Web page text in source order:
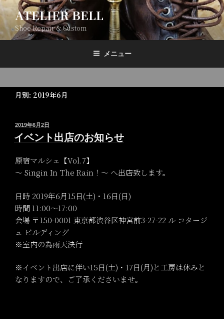
ン
テ
ン
へ
ATELIER BELL
Shoe Repair & Custom
メニュー
月別: 2019年6月
投
稿
日:
2019年6月2日
イベント出店のお知らせ
原宿マルシェ【Vol.7】
～ Singin In The Rain！～ へ出店致します。
日時 2019年6月15日(土)・16日(日)
時間 11:00～17:00
会場 〒150-0001 東京都渋谷区神宮前3-27-22 ル コタージ
ュ ビルディング
※室内の為雨天決行
※イベント出店に伴い15日(土)・17日(月)と工房は休みと
なりますので、ご了承くださいませ。